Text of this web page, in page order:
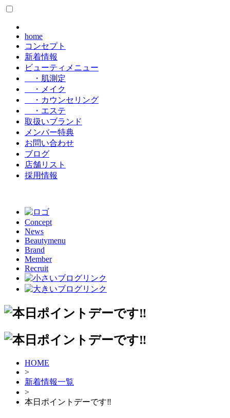
home
コンセプト
新着情報
ビューティメニュー
・肌測定
・メイク
・カウンセリング
・エステ
取扱いブランド
メンバー特典
お問い合わせ
ブログ
店舗リスト
採用情報
Concept
News
Beautymenu
Brand
Member
Recruit
HOME
>
新着情報一覧
>
本日ポイントデーです‼